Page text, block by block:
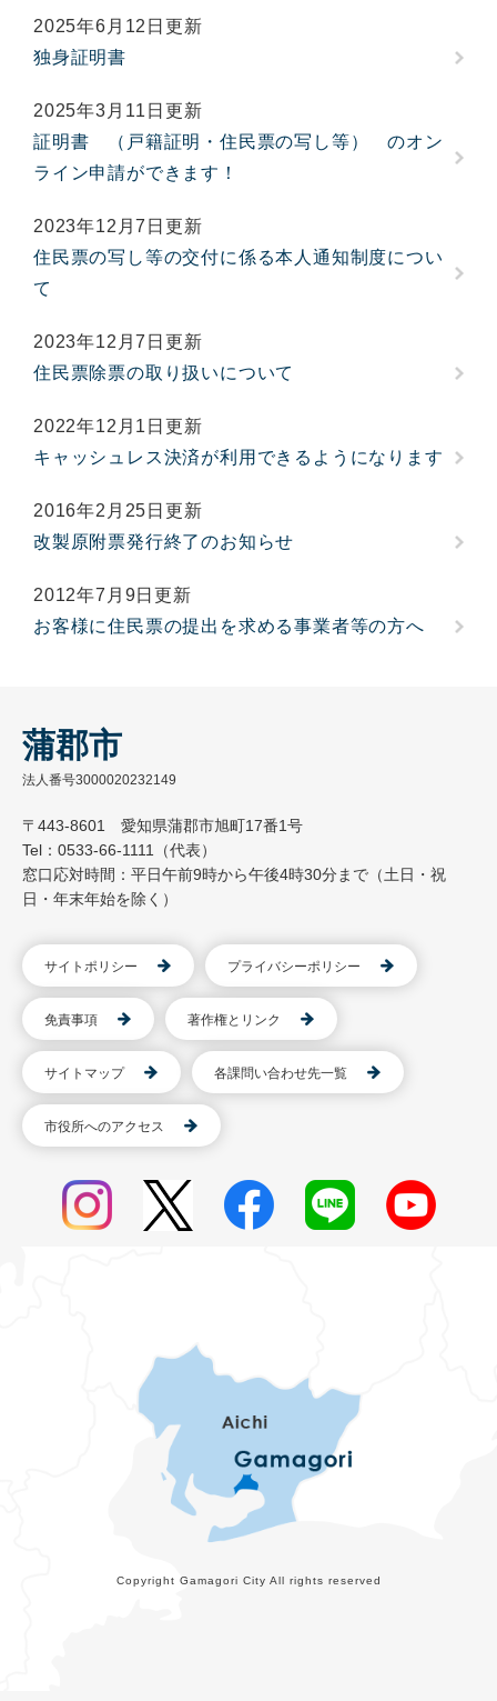
2025年6月12日更新
独身証明書
2025年3月11日更新
証明書 （戸籍証明・住民票の写し等） のオン
ライン申請ができます！
2023年12月7日更新
住民票の写し等の交付に係る本人通知制度につい
て
2023年12月7日更新
住民票除票の取り扱いについて
2022年12月1日更新
キャッシュレス決済が利用できるようになります
2016年2月25日更新
改製原附票発行終了のお知らせ
2012年7月9日更新
お客様に住民票の提出を求める事業者等の方へ
蒲郡市
法人番号3000020232149
〒443-8601 愛知県蒲郡市旭町17番1号
Tel：0533-66-1111（代表）
窓口応対時間：平日午前9時から午後4時30分まで（土日・祝
日・年末年始を除く）
サイトポリシー プライバシーポリシー
免責事項 著作権とリンク
サイトマップ 各課問い合わせ先一覧
市役所へのアクセス
Copyright Gamagori City All rights reserved